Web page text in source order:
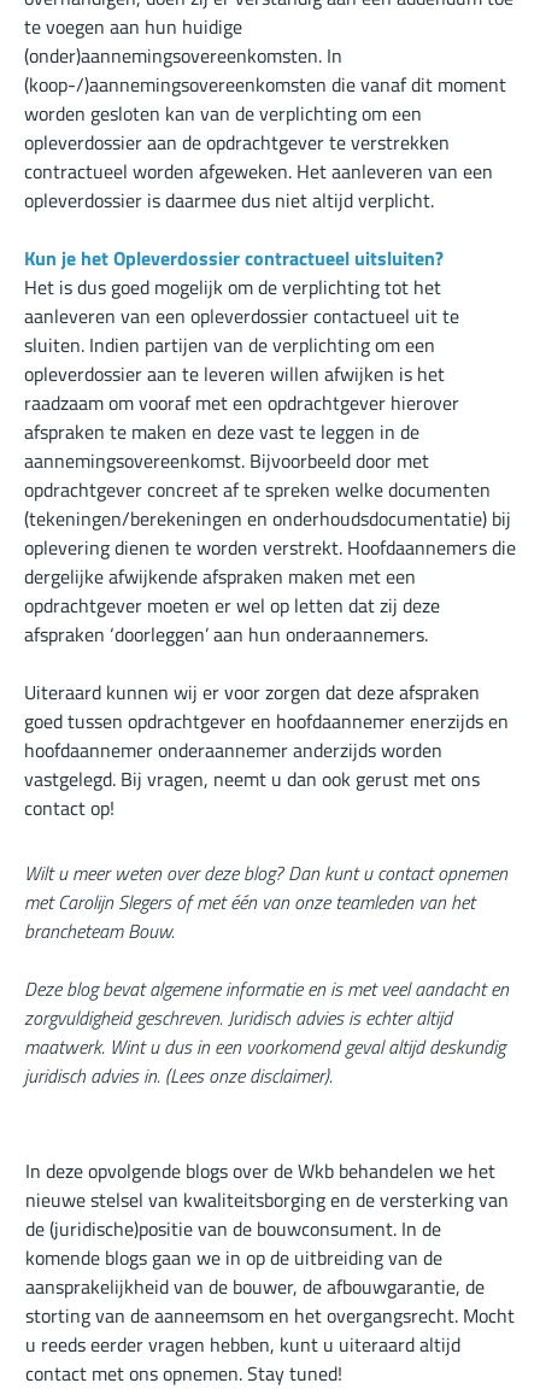
te voegen aan hun huidige
(onder)aannemingsovereenkomsten. In
(koop-/)aannemingsovereenkomsten die vanaf dit moment
worden gesloten kan van de verplichting om een
opleverdossier aan de opdrachtgever te verstrekken
contractueel worden afgeweken. Het aanleveren van een
opleverdossier is daarmee dus niet altijd verplicht.
Kun je het Opleverdossier contractueel uitsluiten?
Het is dus goed mogelijk om de verplichting tot het
aanleveren van een opleverdossier contactueel uit te
sluiten. Indien partijen van de verplichting om een
opleverdossier aan te leveren willen afwijken is het
raadzaam om vooraf met een opdrachtgever hierover
afspraken te maken en deze vast te leggen in de
aannemingsovereenkomst. Bijvoorbeeld door met
opdrachtgever concreet af te spreken welke documenten
(tekeningen/berekeningen en onderhoudsdocumentatie) bij
oplevering dienen te worden verstrekt. Hoofdaannemers die
dergelijke afwijkende afspraken maken met een
opdrachtgever moeten er wel op letten dat zij deze
afspraken ‘doorleggen’ aan hun onderaannemers.
Uiteraard kunnen wij er voor zorgen dat deze afspraken
goed tussen opdrachtgever en hoofdaannemer enerzijds en
hoofdaannemer onderaannemer anderzijds worden
vastgelegd. Bij vragen, neemt u dan ook gerust met ons
contact op!
Wilt u meer weten over deze blog? Dan kunt u contact opnemen
met Carolijn Slegers of met één van onze teamleden van het
brancheteam Bouw.
Deze blog bevat algemene informatie en is met veel aandacht en
zorgvuldigheid geschreven. Juridisch advies is echter altijd
maatwerk. Wint u dus in een voorkomend geval altijd deskundig
juridisch advies in. (Lees onze disclaimer).
In deze opvolgende blogs over de Wkb behandelen we het
nieuwe stelsel van kwaliteitsborging en de versterking van
de (juridische)positie van de bouwconsument. In de
komende blogs gaan we in op de uitbreiding van de
aansprakelijkheid van de bouwer, de afbouwgarantie, de
storting van de aanneemsom en het overgangsrecht. Mocht
u reeds eerder vragen hebben, kunt u uiteraard altijd
contact met ons opnemen. Stay tuned!